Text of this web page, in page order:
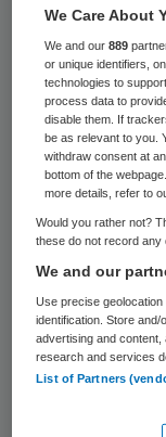
benoemd
op, die is
bestuur van
Ploeg
periode van
de stap
privatisering.
We Care About
We and our889
or unique identifiers,
technologies to
process data to
disable them. If
be as relevant to you.
withdraw consent at
bottom of the
more details, refer to
Would you rather not?
these do not record any
We and our
Use precise
identification. Store
advertising and
research and services
List of Partners